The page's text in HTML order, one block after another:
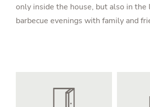
only inside the house, but also in
barbecue evenings with family and